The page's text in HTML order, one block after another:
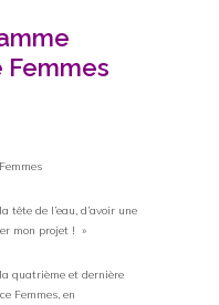
Femmes
tête de l’eau, d’avoir une
mon projet ! »
quatrième et dernière
Femmes, en